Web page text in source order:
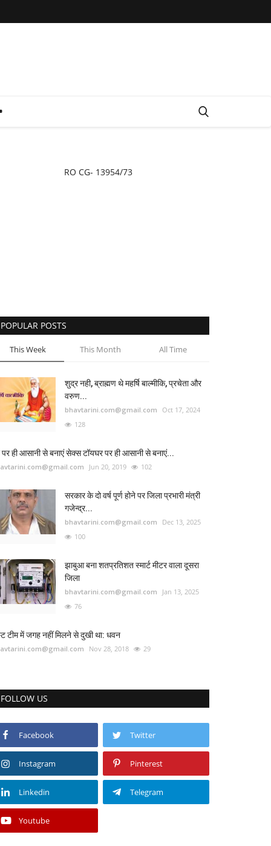
RO CG- 13954/73
POPULAR POSTS
This Week This Month All Time
शुद्र नही, ब्राह्मण थे महर्षि बाल्मीकि, प्रचेता और
वरुण...
bhavtarini.com@gmail.com
Oct 17, 2024
128
ही आसानी से बनाएं सेक्स टॉयघर पर ही आसानी से बनाएं...
Jun 20, 2019 102
सरकार के दो वर्ष पूर्ण होने पर जिला प्रभारी मंत्री
गजेन्द्र...
bhavtarini.com@gmail.com
Dec 13, 2025
100
झाबुआ बना शतप्रतिशत स्मार्ट मीटर वाला दूसरा
जिला
bhavtarini.com@gmail.com
Jan 13, 2025
76
टीम में जगह नहीं मिलने से दुखी था: धवन
Nov 28, 2018 29
FOLLOW US
Facebook Twitter
Instagram Pinterest
Linkedin Telegram
Youtube